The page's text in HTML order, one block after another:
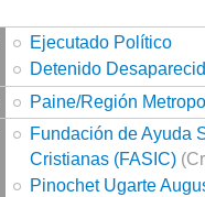
Ejecutado Político
Detenido
Paine/Región
Fundación de Ayuda
Cristianas (FASIC)
Pinochet Ugarte